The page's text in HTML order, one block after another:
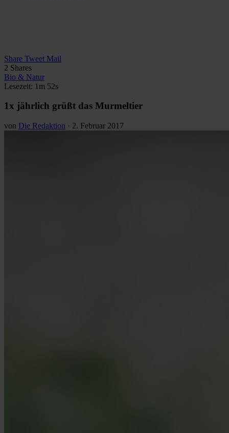
Share Tweet Mail
2 Shares
Bio & Natur
Lesezeit: 1m 52s
1x jährlich grüßt das Murmeltier
von Die Redaktion · 2. Februar 2017